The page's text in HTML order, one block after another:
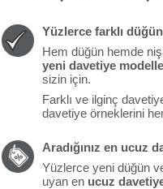
Yüzlerce farklı
Hem düğün hemde
yeni davetiye
sizin için.
Farklı ve ilginç
davetiye örneklerini
Aradığınız en ucuz
Yüzlerce yeni düğün
uyan en ucuz